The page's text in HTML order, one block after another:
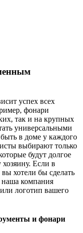
успех всех
фонари
так и на крупных
универсальными
в доме у каждого
выбирают только
будут долгое
Если в
хотели бы сделать
наша компания
логотип вашего
и фонари